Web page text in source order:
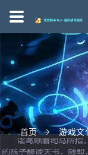
首页 游戏文